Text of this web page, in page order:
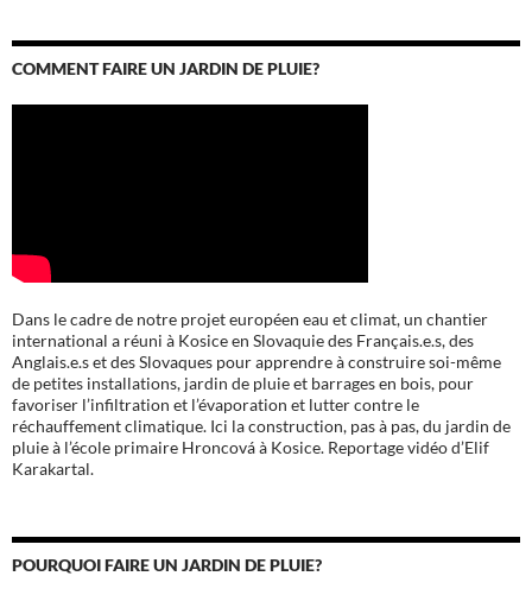
COMMENT FAIRE UN JARDIN DE PLUIE?
Dans le cadre de notre projet européen eau et climat, un chantier
international a réuni à Kosice en Slovaquie des Français.e.s, des
Anglais.e.s et des Slovaques pour apprendre à construire soi-même
de petites installations, jardin de pluie et barrages en bois, pour
favoriser l’infiltration et l’évaporation et lutter contre le
réchauffement climatique. Ici la construction, pas à pas, du jardin de
pluie à l’école primaire Hroncová à Kosice. Reportage vidéo d’Elif
Karakartal.
POURQUOI FAIRE UN JARDIN DE PLUIE?